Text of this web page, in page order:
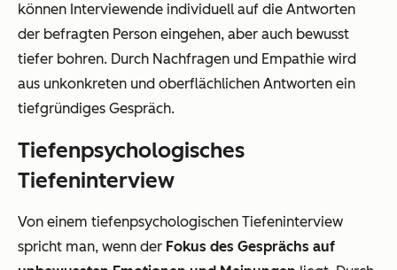
können Interviewende individuell auf die Antworten
der befragten Person eingehen, aber auch bewusst
tiefer bohren. Durch Nachfragen und Empathie wird
aus unkonkreten und oberflächlichen Antworten ein
tiefgründiges Gespräch.
Tiefenpsychologisches
Tiefeninterview
Von einem tiefenpsychologischen Tiefeninterview
spricht man, wenn der Fokus des Gesprächs auf